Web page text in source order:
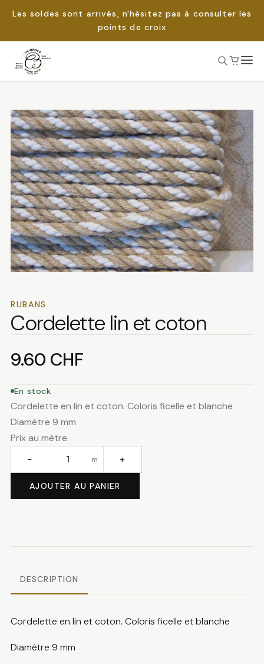
Les soldes sont arrivés, n'hésitez pas à consulter les
points de croix
Passer
RUBANS
Cordelette lin et coton
9.60 CHF
En stock
Cordelette en lin et coton. Coloris ficelle et blanche
Diamètre 9 mm
Prix au mètre.
Cordelette
coton
− m +
AJOUTER AU PANIER
DESCRIPTION
Cordelette en lin et coton. Coloris ficelle et blanche
Diamètre 9 mm